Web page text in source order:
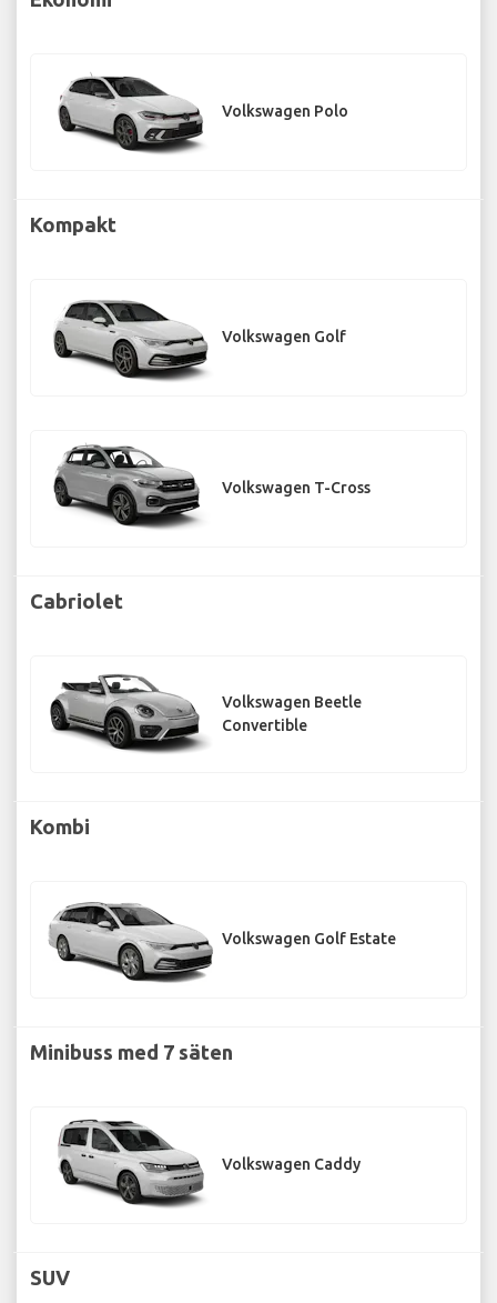
Volkswagen Polo
Kompakt
Volkswagen Golf
Volkswagen T-Cross
Cabriolet
Volkswagen Beetle
Convertible
Kombi
Volkswagen Golf Estate
Minibuss med 7 säten
Volkswagen Caddy
SUV